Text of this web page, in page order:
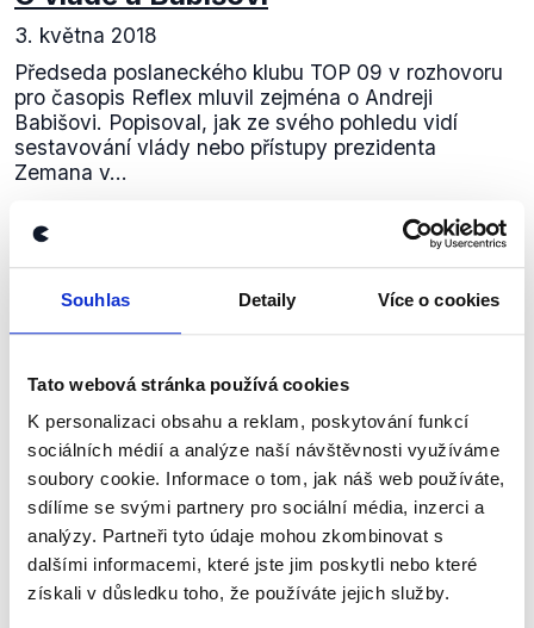
Souhlas Detaily Více o cookies
Tato webová stránka používá cookies
K personalizaci obsahu a reklam, poskytování funkcí
sociálních médií a analýze naší návštěvnosti využíváme
soubory cookie. Informace o tom, jak náš web používáte,
sdílíme se svými partnery pro sociální média, inzerci a
analýzy. Partneři tyto údaje mohou zkombinovat s
dalšími informacemi, které jste jim poskytli nebo které
získali v důsledku toho, že používáte jejich služby.
3. května 2018
Předseda poslaneckého klubu TOP 09 v rozhovoru
pro časopis Reflex mluvil zejména o Andreji
Babišovi. Popisoval, jak ze svého pohledu vidí
sestavování vlády nebo přístupy prezidenta
Zemana v...
Číst dál
Zůstaňme v kontaktu
Přihlaste se k odběru našeho
newsletteru nebo whatsappového
kanálu, kde pravidelně přinášíme
shrnutí nejzajímavějších článků a analýz.
Začněte nás odebírat, a mějte tak
přehled o tom, jaké dezinformace a
nepravdy se zrovna v Česku šíří.